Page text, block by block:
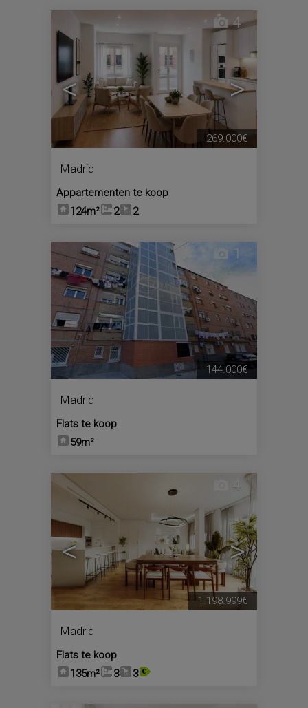
< >
4
Madrid
Appartementen te koop
124m²
2 2
269.000€
1
Madrid
Flats te koop
59m²
144.000€
< >
4
Madrid
Flats te koop
135m²
3 3
1.198.999€